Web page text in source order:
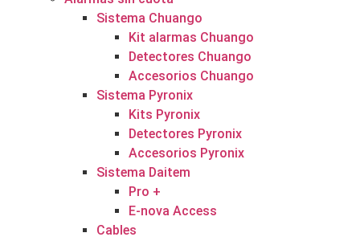
Sistema Chuango
Kit alarmas Chuango
Detectores Chuango
Accesorios Chuango
Sistema Pyronix
Kits Pyronix
Detectores Pyronix
Accesorios Pyronix
Sistema Daitem
Pro +
E-nova Access
Cables